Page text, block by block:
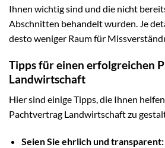
Ihnen wichtig sind und die nicht
Abschnitten behandelt wurden. Je
desto weniger Raum für
Tipps für einen erfolgreichen
Landwirtschaft
Hier sind einige Tipps, die Ihnen
Pachtvertrag Landwirtschaft zu
Seien Sie ehrlich und transparent: